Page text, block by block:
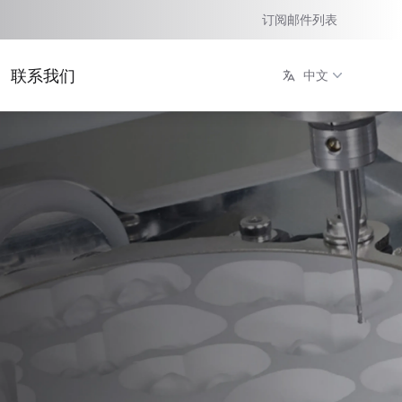
订阅邮件列表
联系我们 中文